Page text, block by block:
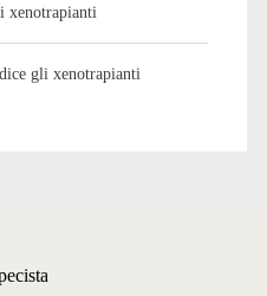
xenotrapianti
gli xenotrapianti